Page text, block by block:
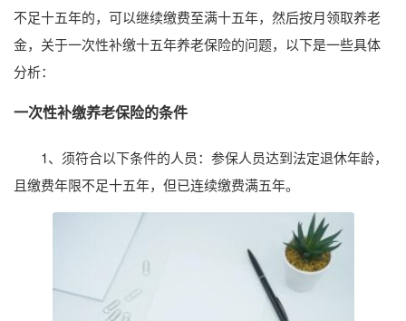
不足十五年的，可以继续缴费至满十五年，然后按月领取养老
金，关于一次性补缴十五年养老保险的问题，以下是一些具体
分析：
一次性补缴养老保险的条件
1、须符合以下条件的人员：参保人员达到法定退休年龄，
且缴费年限不足十五年，但已连续缴费满五年。